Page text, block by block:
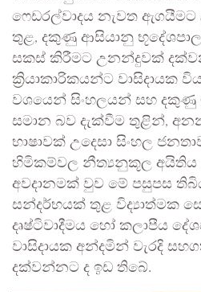
ෆෙඩරල්වාදය නැවත
තුළ, දකුණු ආසියානු
සකස් කිරීමට උනන්දුවක්
ක්‍රියාකාරිකයන්ට වාසිදායක
වශයෙන් සිංහලයන් සහ දකුණු
සමාන බව දැක්වීම තුළින්,
භාෂාවක් උදෙසා සිංහල
හිමිකම්වල නීත්‍යනුකූල අයිතිය
අවදානමක් වුව මේ පසුපස
සන්දර්භයක් තුළ විද්‍යාත්මක
දෘෂ්ටිවාදීමය හෝ කලාපීය
වාසිදායක අන්දමින් වැරදි
දක්වන්නට ද ඉඩ තිබේ.